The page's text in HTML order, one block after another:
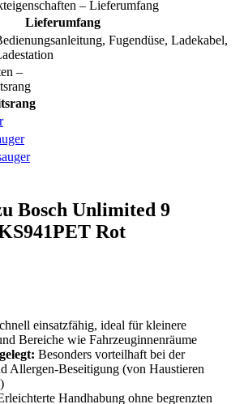
– Lieferumfang
Lieferumfang
Fugendüse, Ladekabel,
–
Bosch Unlimited 9
Rot
einsatzfähig, ideal für kleinere
Bereiche wie Fahrzeuginnenräume
Besonders vorteilhaft bei der
Allergen-Beseitigung (von Haustieren
Handhabung ohne begrenzten